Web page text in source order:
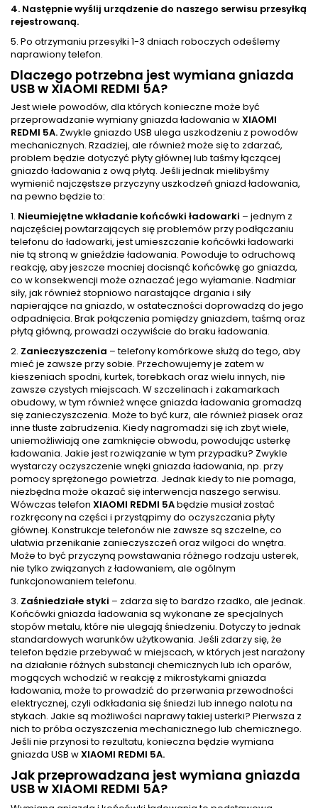
4. Następnie wyślij urządzenie do naszego serwisu przesyłką
rejestrowaną.
5. Po otrzymaniu przesyłki 1-3 dniach roboczych odeślemy
naprawiony telefon.
Dlaczego potrzebna jest wymiana gniazda
USB w XIAOMI REDMI 5A?
Jest wiele powodów, dla których konieczne może być
przeprowadzanie wymiany gniazda ładowania wXIAOMI
REDMI 5A. Zwykle gniazdo USB ulega uszkodzeniu z powodów
mechanicznych. Rzadziej, ale również może się to zdarzać,
problem będzie dotyczyć płyty głównej lub taśmy łączącej
gniazdo ładowania z ową płytą. Jeśli jednak mielibyśmy
wymienić najczęstsze przyczyny uszkodzeń gniazd ładowania,
na pewno będzie to:
1. Nieumiejętne wkładanie końcówki ładowarki – jednym z
najczęściej powtarzających się problemów przy podłączaniu
telefonu do ładowarki, jest umieszczanie końcówki ładowarki
nie tą stroną w gnieździe ładowania. Powoduje to odruchową
reakcję, aby jeszcze mocniej docisnąć końcówkę go gniazda,
co w konsekwencji może oznaczać jego wyłamanie. Nadmiar
siły, jak również stopniowo narastające drgania i siły
napierające na gniazdo, w ostateczności doprowadzą do jego
odpadnięcia. Brak połączenia pomiędzy gniazdem, taśmą oraz
płytą główną, prowadzi oczywiście do braku ładowania.
2. Zanieczyszczenia – telefony komórkowe służą do tego, aby
mieć je zawsze przy sobie. Przechowujemy je zatem w
kieszeniach spodni, kurtek, torebkach oraz wielu innych, nie
zawsze czystych miejscach. W szczelinach i zakamarkach
obudowy, w tym również wnęce gniazda ładowania gromadzą
się zanieczyszczenia. Może to być kurz, ale również piasek oraz
inne tłuste zabrudzenia. Kiedy nagromadzi się ich zbyt wiele,
uniemożliwiają one zamknięcie obwodu, powodując usterkę
ładowania. Jakie jest rozwiązanie w tym przypadku? Zwykle
wystarczy oczyszczenie wnęki gniazda ładowania, np. przy
pomocy sprężonego powietrza. Jednak kiedy to nie pomaga,
niezbędna może okazać się interwencja naszego serwisu.
Wówczas telefon XIAOMI REDMI 5Abędzie musiał zostać
rozkręcony na części i przystąpimy do oczyszczania płyty
głównej. Konstrukcje telefonów nie zawsze są szczelne, co
ułatwia przenikanie zanieczyszczeń oraz wilgoci do wnętra.
Może to być przyczyną powstawania różnego rodzaju usterek,
nie tylko związanych z ładowaniem, ale ogólnym
funkcjonowaniem telefonu.
3. Zaśniedziałe styki – zdarza się to bardzo rzadko, ale jednak.
Końcówki gniazda ładowania są wykonane ze specjalnych
stopów metalu, które nie ulegają śniedzeniu. Dotyczy to jednak
standardowych warunków użytkowania. Jeśli zdarzy się, że
telefon będzie przebywać w miejscach, w których jest narażony
na działanie różnych substancji chemicznych lub ich oparów,
mogących wchodzić w reakcję z mikrostykami gniazda
ładowania, może to prowadzić do przerwania przewodności
elektrycznej, czyli odkładania się śniedzi lub innego nalotu na
stykach. Jakie są możliwości naprawy takiej usterki? Pierwsza z
nich to próba oczyszczenia mechanicznego lub chemicznego.
Jeśli nie przynosi to rezultatu, konieczna będzie wymiana
gniazda USB wXIAOMI REDMI 5A.
Jak przeprowadzana jest wymiana gniazda
USB w XIAOMI REDMI 5A?